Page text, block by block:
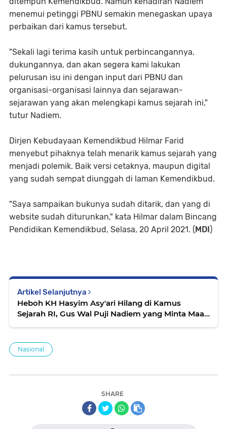
menemui petinggi PBNU semakin menegaskan upaya
perbaikan dari kamus tersebut.
"Sekali lagi terima kasih untuk perbincangannya,
dukungannya, dan akan segera kami lakukan
pelurusan isu ini dengan input dari PBNU dan
organisasi-organisasi lainnya dan sejarawan-
sejarawan yang akan melengkapi kamus sejarah ini,"
tutur Nadiem.
Dirjen Kebudayaan Kemendikbud Hilmar Farid
menyebut pihaknya telah menarik kamus sejarah yang
menjadi polemik. Baik versi cetaknya, maupun digital
yang sudah sempat diunggah di laman Kemendikbud.
"Saya sampaikan bukunya sudah ditarik, dan yang di
website sudah diturunkan," kata Hilmar dalam Bincang
Pendidikan Kemendikbud, Selasa, 20 April 2021. (MDI)
Artikel Selanjutnya
Heboh KH Hasyim Asy'ari Hilang di Kamus
Sejarah RI, Gus Wal Puji Nadiem yang Minta Maaf
Nasional
SHARE